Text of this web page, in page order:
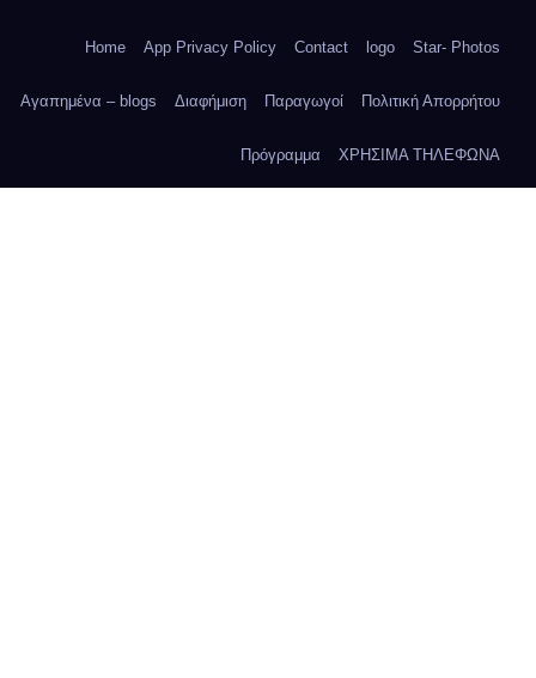
Home App Privacy Policy Contact logo Star- Photos
Αγαπημένα – blogs Διαφήμιση Παραγωγοί Πολιτική Απορρήτου
Πρόγραμμα ΧΡΗΣΙΜΑ ΤΗΛΕΦΩΝΑ